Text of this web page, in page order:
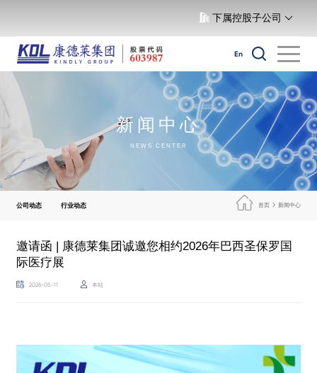
下属控股子公司
En
新闻中心
NEWS CENTER
公司动态 行业动态 首页 新闻中心
邀请函 | 康德莱集团诚邀您相约2026年巴西圣保罗国
际医疗展
2026-05-11 本站